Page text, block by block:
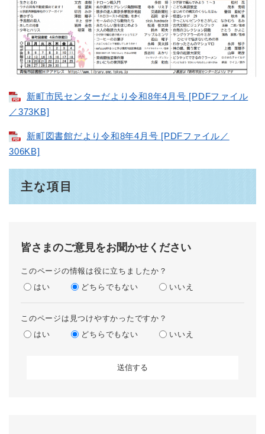
新町市民センターだより令和8年4月号 [PDFファイル
／373KB]
新町図書館だより令和8年4月号 [PDFファイル／
306KB]
主な項目
皆さまのご意見をお聞かせください
このページの情報は役に立ちましたか？
はい
どちらでもない いいえ
このページは見つけやすかったですか？
はい
どちらでもない いいえ